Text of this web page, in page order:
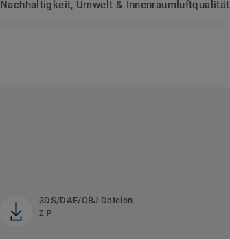
Nachhaltigkeit, Umwelt & Innenraumluftqualität
3DS/DAE/OBJ Dateien
ZIP